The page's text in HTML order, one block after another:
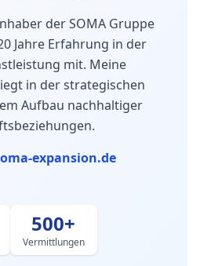
der SOMA Gruppe
Jahre Erfahrung in der
mit. Meine
in der strategischen
Aufbau nachhaltiger
expansion.de
500+
Vermittlungen